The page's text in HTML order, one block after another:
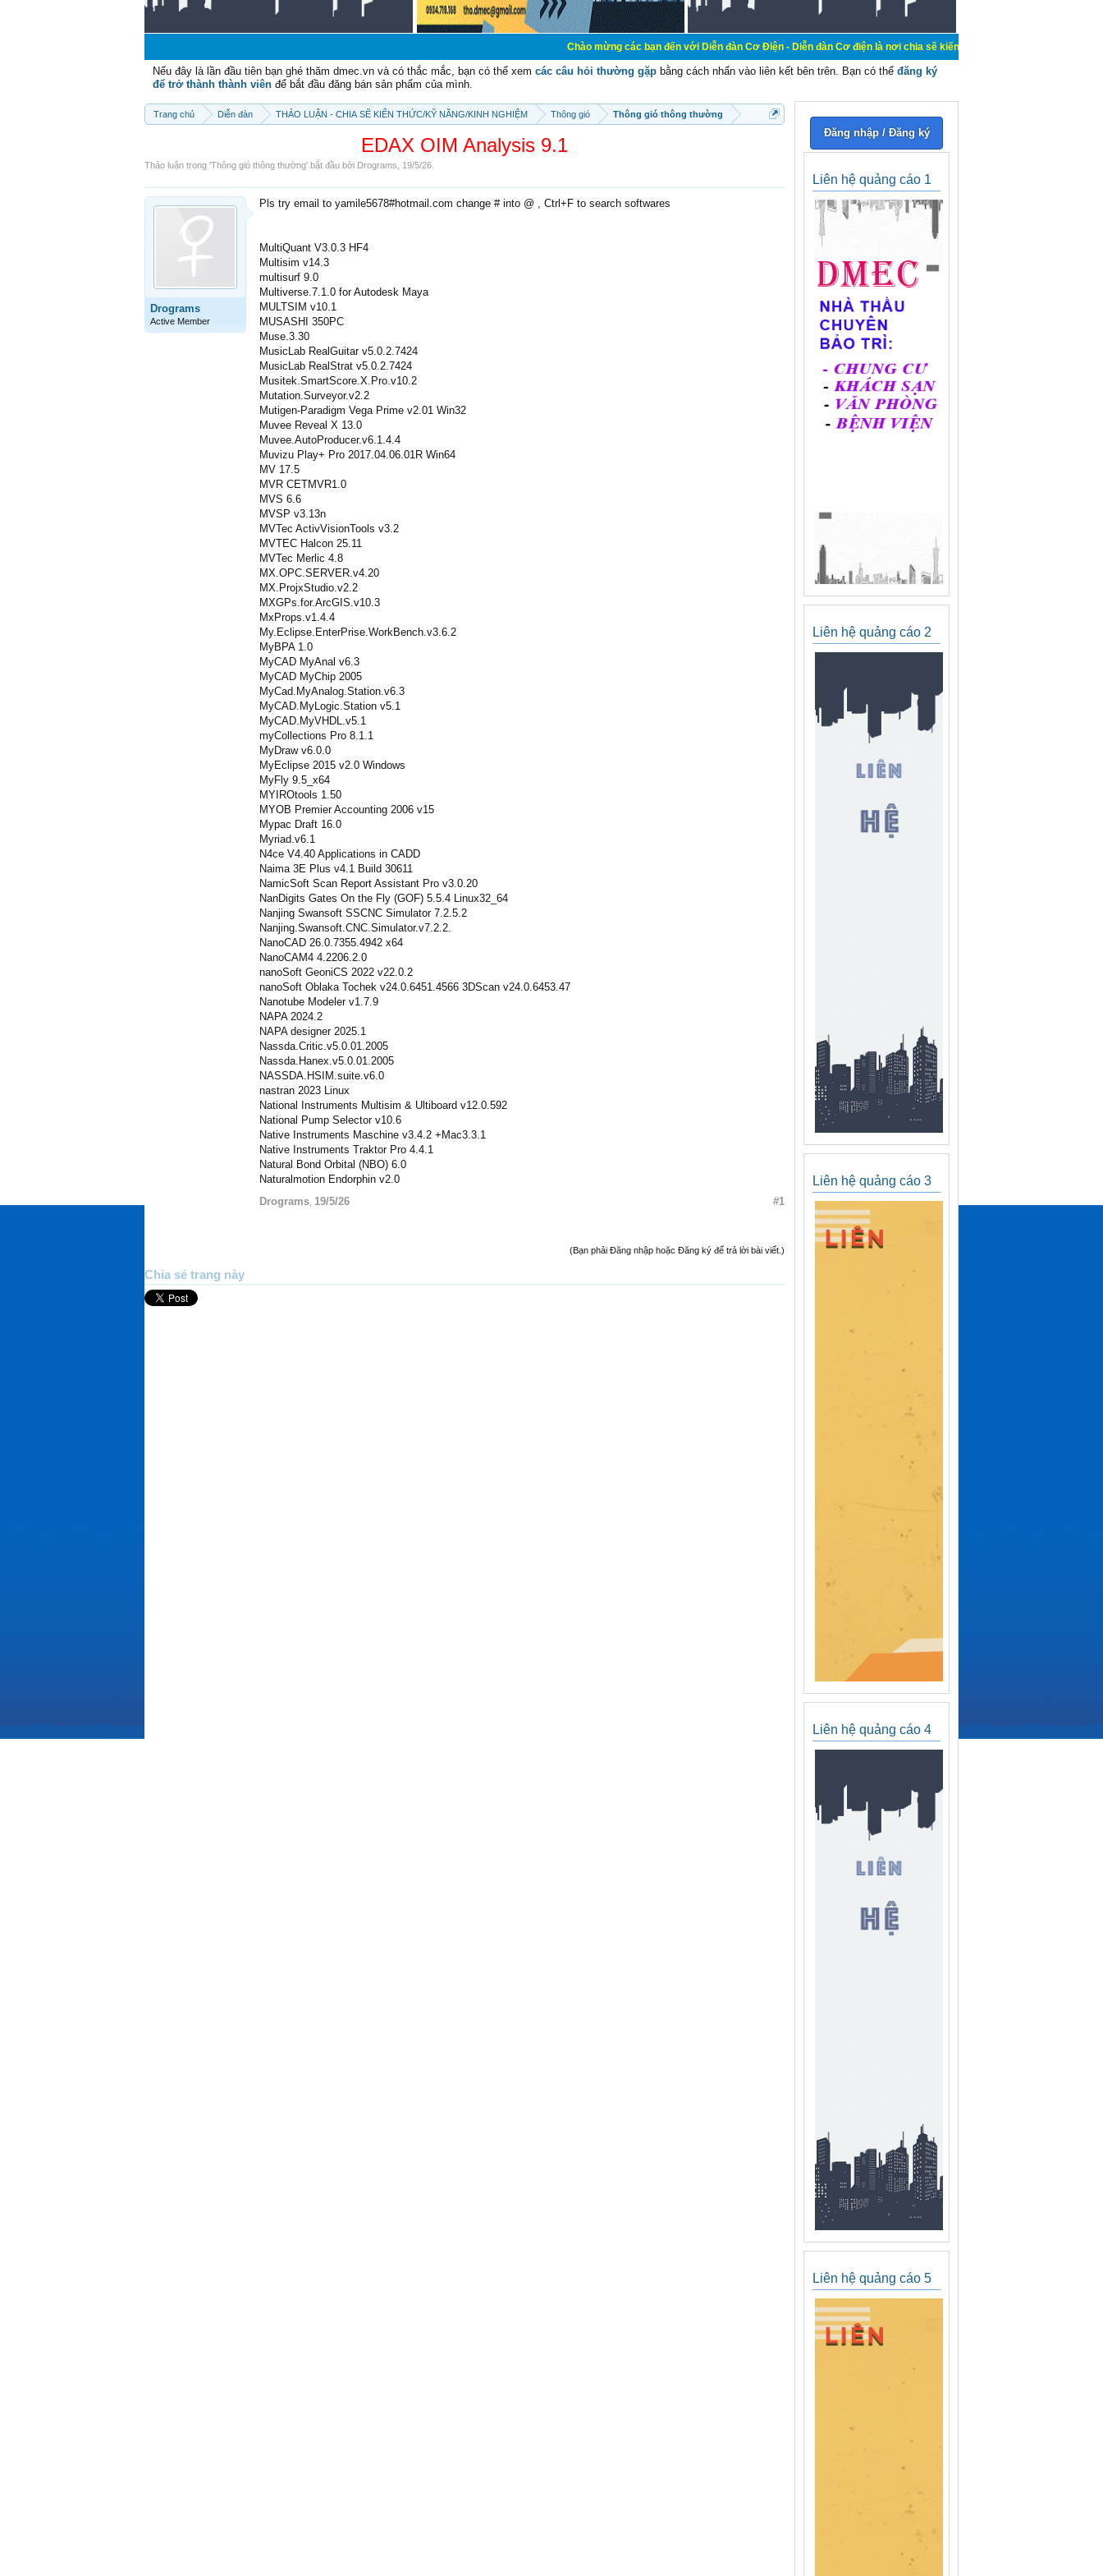
Chào mừng các bạn đến với Diễn đàn Cơ Điện - Diễn đàn Cơ điện là nơi chia sẽ kiến thức kinh nghiệm trong lãnh vực cơ
Nếu đây là lần đầu tiên bạn ghé thăm dmec.vn và có thắc mắc, bạn có thể xem các câu hỏi thường gặp bằng cách nhấn vào liên kết bên trên. Bạn có thể đăng ký
để trở thành thành viên để bắt đầu đăng bán sản phẩm của mình.
Trang chủ Diễn đàn THẢO LUẬN - CHIA SẼ KIẾN THỨC/KỸ NĂNG/KINH NGHIỆM Thông gió Thông gió thông thường
EDAX OIM Analysis 9.1
Thảo luận trong 'Thông gió thông thường' bắt đầu bởi Drograms 19/5/26
Drograms
Active Member
Pls try email to yamile5678#hotmail.com change # into @ , Ctrl+F to search softwares
MultiQuant V3.0.3 HF4
Multisim v14.3
multisurf 9.0
Multiverse.7.1.0 for Autodesk Maya
MULTSIM v10.1
MUSASHI 350PC
Muse.3.30
MusicLab RealGuitar v5.0.2.7424
MusicLab RealStrat v5.0.2.7424
Musitek.SmartScore.X.Pro.v10.2
Mutation.Surveyor.v2.2
Mutigen-Paradigm Vega Prime v2.01 Win32
Muvee Reveal X 13.0
Muvee.AutoProducer.v6.1.4.4
Muvizu Play+ Pro 2017.04.06.01R Win64
MV 17.5
MVR CETMVR1.0
MVS 6.6
MVSP v3.13n
MVTec ActivVisionTools v3.2
MVTEC Halcon 25.11
MVTec Merlic 4.8
MX.OPC.SERVER.v4.20
MX.ProjxStudio.v2.2
MXGPs.for.ArcGIS.v10.3
MxProps.v1.4.4
My.Eclipse.EnterPrise.WorkBench.v3.6.2
MyBPA 1.0
MyCAD MyAnal v6.3
MyCAD MyChip 2005
MyCad.MyAnalog.Station.v6.3
MyCAD.MyLogic.Station v5.1
MyCAD.MyVHDL.v5.1
myCollections Pro 8.1.1
MyDraw v6.0.0
MyEclipse 2015 v2.0 Windows
MyFly 9.5_x64
MYIROtools 1.50
MYOB Premier Accounting 2006 v15
Mypac Draft 16.0
Myriad.v6.1
N4ce V4.40 Applications in CADD
Naima 3E Plus v4.1 Build 30611
NamicSoft Scan Report Assistant Pro v3.0.20
NanDigits Gates On the Fly (GOF) 5.5.4 Linux32_64
Nanjing Swansoft SSCNC Simulator 7.2.5.2
Nanjing.Swansoft.CNC.Simulator.v7.2.2.
NanoCAD 26.0.7355.4942 x64
NanoCAM4 4.2206.2.0
nanoSoft GeoniCS 2022 v22.0.2
nanoSoft Oblaka Tochek v24.0.6451.4566 3DScan v24.0.6453.47
Nanotube Modeler v1.7.9
NAPA 2024.2
NAPA designer 2025.1
Nassda.Critic.v5.0.01.2005
Nassda.Hanex.v5.0.01.2005
NASSDA.HSIM.suite.v6.0
nastran 2023 Linux
National Instruments Multisim & Ultiboard v12.0.592
National Pump Selector v10.6
Native Instruments Maschine v3.4.2 +Mac3.3.1
Native Instruments Traktor Pro 4.4.1
Natural Bond Orbital (NBO) 6.0
Naturalmotion Endorphin v2.0
Drograms 19/5/26 #1
(Bạn phải Đăng nhập hoặc Đăng ký để trả lời bài viết.)
Chia sẻ trang này
Đăng nhập / Đăng ký
Liên hệ quảng cáo 1
Liên hệ quảng cáo 2
Liên hệ quảng cáo 3
Liên hệ quảng cáo 4
Liên hệ quảng cáo 5